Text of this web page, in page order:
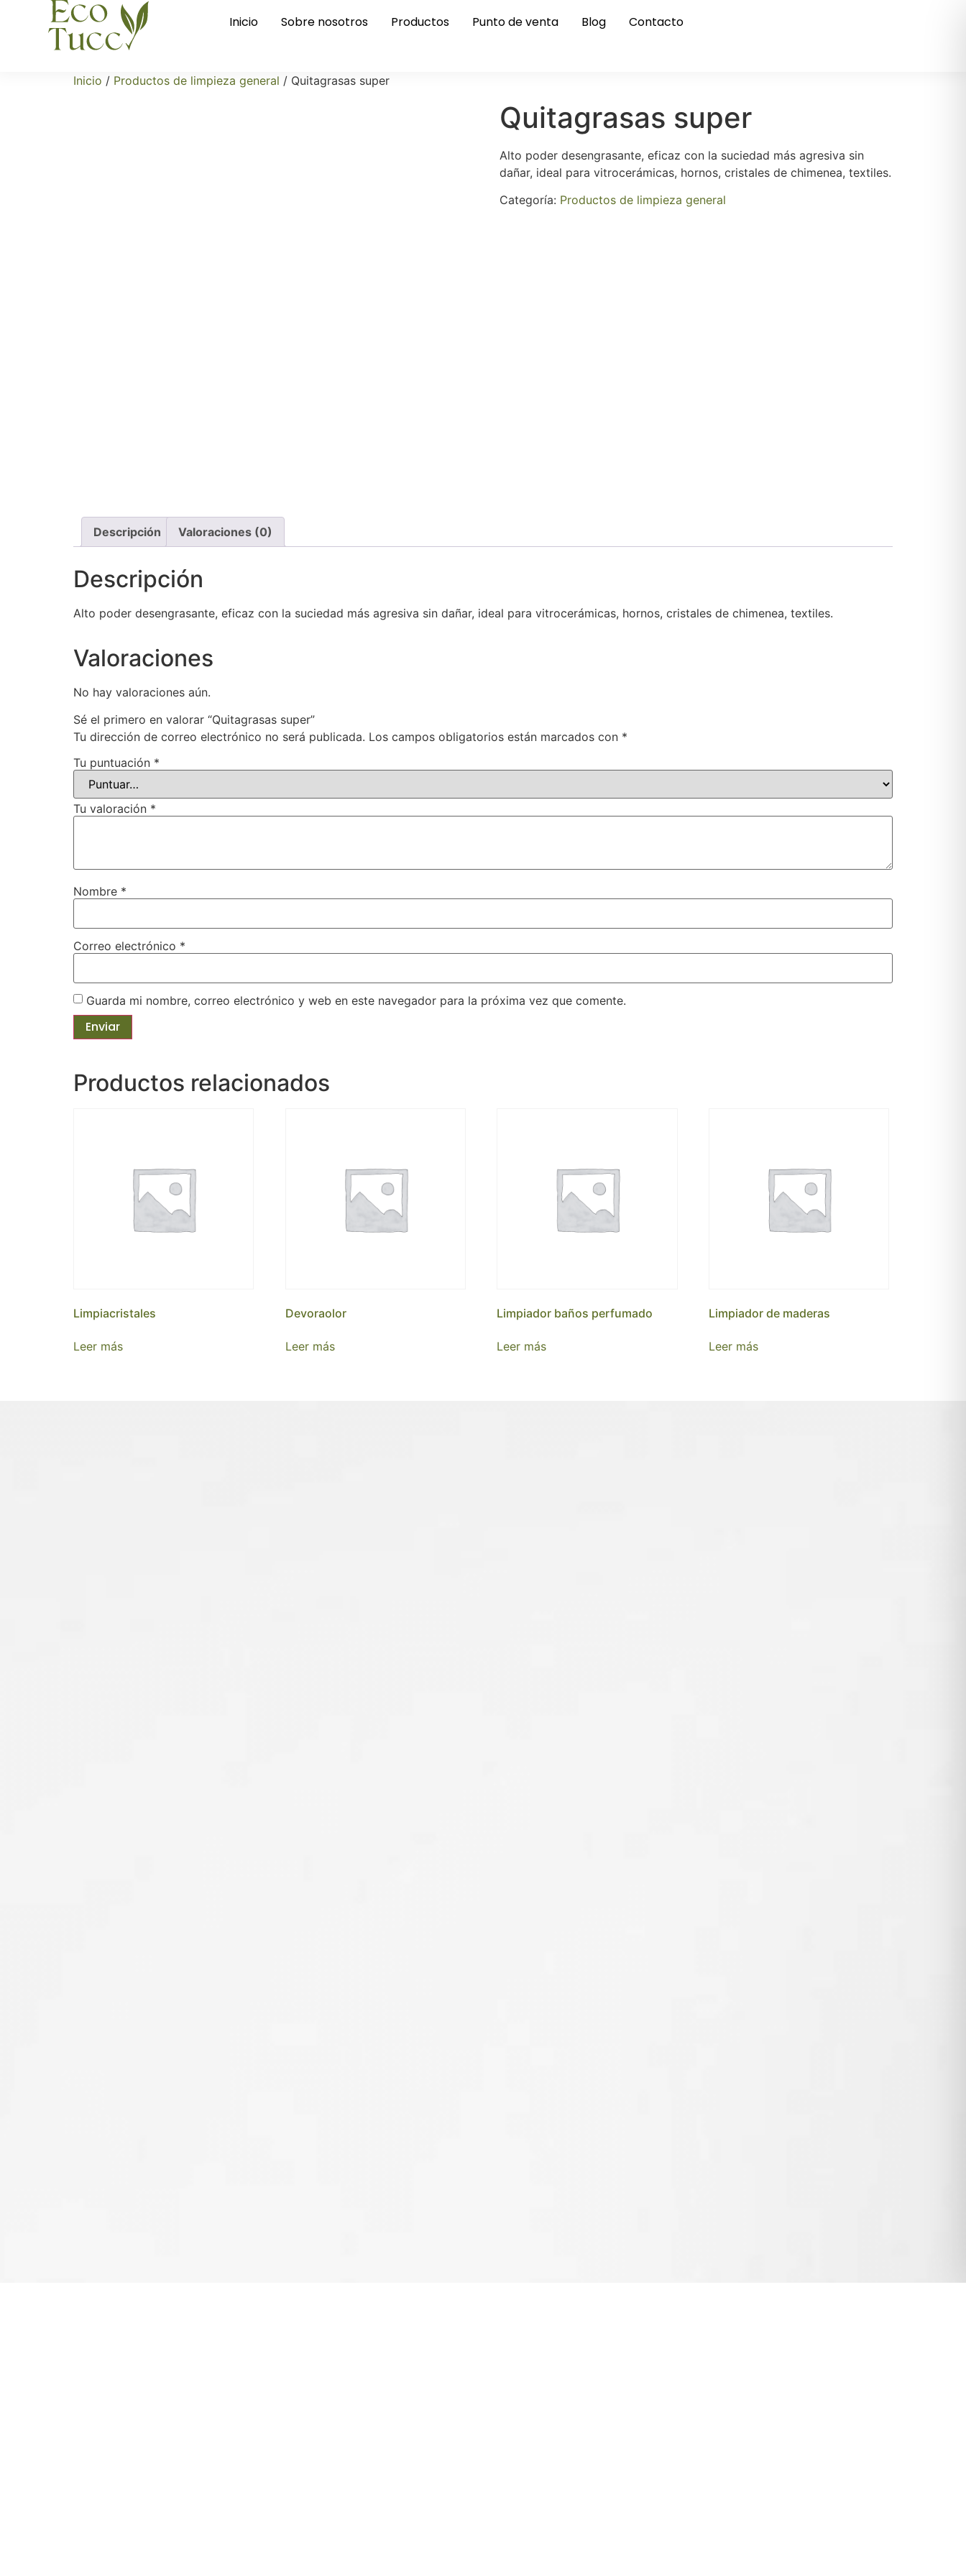
Inicio Sobre nosotros Productos Punto de venta Blog Contacto
Inicio / Productos de limpieza general / Quitagrasas super
Quitagrasas super
Alto poder desengrasante, eficaz con la suciedad más agresiva sin
dañar, ideal para vitrocerámicas, hornos, cristales de chimenea, textiles.
Categoría: Productos de limpieza general
Descripción Valoraciones (0)
Descripción
Alto poder desengrasante, eficaz con la suciedad más agresiva sin dañar, ideal para vitrocerámicas, hornos, cristales de chimenea, textiles.
Valoraciones
No hay valoraciones aún.
Sé el primero en valorar “Quitagrasas super”
Tu dirección de correo electrónico no será publicada. Los campos obligatorios están marcados con *
Tu puntuación *
Tu valoración *
Nombre *
Correo electrónico *
Guarda mi nombre, correo electrónico y web en este navegador para la próxima vez que comente.
Productos relacionados
Limpiacristales
Leer más
Devoraolor
Leer más
Limpiador baños perfumado
Leer más
Limpiador de maderas
Leer más